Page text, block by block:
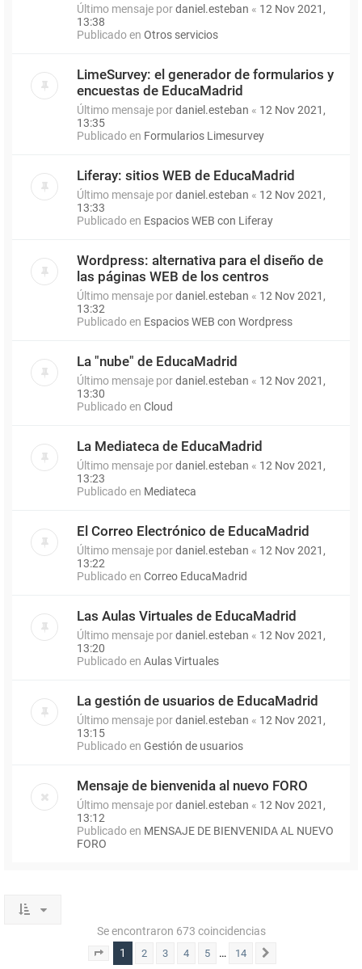
Último mensaje pordaniel.esteban « 12 Nov 2021,
13:38
Publicado en Otros servicios
LimeSurvey: el generador de formularios y
encuestas de EducaMadrid
Último mensaje pordaniel.esteban « 12 Nov 2021,
13:35
Publicado en Formularios Limesurvey
Liferay: sitios WEB de EducaMadrid
Último mensaje pordaniel.esteban « 12 Nov 2021,
13:33
Publicado en Espacios WEB con Liferay
Wordpress: alternativa para el diseño de
las páginas WEB de los centros
Último mensaje pordaniel.esteban « 12 Nov 2021,
13:32
Publicado en Espacios WEB con Wordpress
La "nube" de EducaMadrid
Último mensaje pordaniel.esteban « 12 Nov 2021,
13:30
Publicado en Cloud
La Mediateca de EducaMadrid
Último mensaje pordaniel.esteban « 12 Nov 2021,
13:23
Publicado en Mediateca
El Correo Electrónico de EducaMadrid
Último mensaje pordaniel.esteban « 12 Nov 2021,
13:22
Publicado en Correo EducaMadrid
Las Aulas Virtuales de EducaMadrid
Último mensaje pordaniel.esteban « 12 Nov 2021,
13:20
Publicado en Aulas Virtuales
La gestión de usuarios de EducaMadrid
Último mensaje pordaniel.esteban « 12 Nov 2021,
13:15
Publicado en Gestión de usuarios
Mensaje de bienvenida al nuevo FORO
Último mensaje pordaniel.esteban « 12 Nov 2021,
13:12
Publicado en MENSAJE DE BIENVENIDA AL NUEVO
FORO
Se encontraron 673 coincidencias
Página 1de 14
1 2 3 4 5 … 14